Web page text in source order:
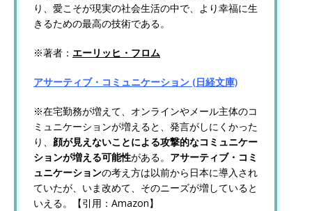
り、愛こそが現実の社会生活の中で、より幸福に生
きるための最高の技術である。
※著者： エーリッヒ・フロム
アサーティブ・コミュニケーション (日経文庫)
※在宅勤務が増えて、オンラインやメール主体のコ
ミュニケーションが増えると、発言がしにくかった
り、 顔が見えないことによる攻撃的なコミュニケー
ションが増える可能性がある。 アサーティブ・コミ
ュニケーションの考え方は以前から日本に導入され
ていたが、いま改めて、そのニーズが増していると
いえる。【引用：Amazon】